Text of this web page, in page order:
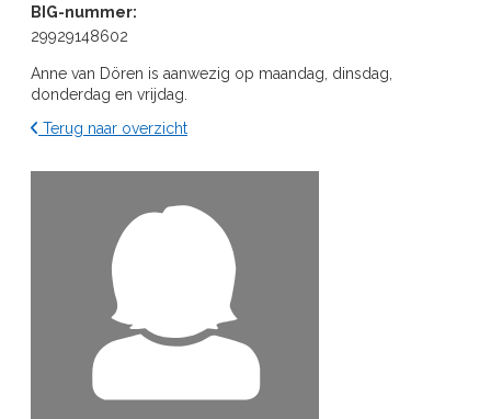
BIG-nummer:
29929148602
Anne van Dören is aanwezig op maandag, dinsdag,
donderdag en vrijdag.
Terug naar overzicht